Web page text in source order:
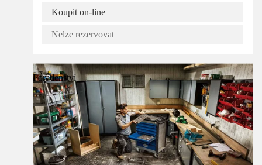
Koupit on-line
Nelze rezervovat
Poradenství